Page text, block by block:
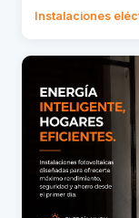
Instalaciones